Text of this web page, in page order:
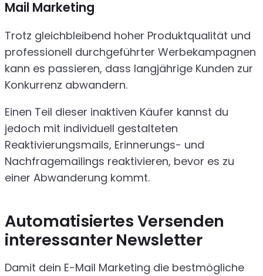
Mail Marketing
Trotz gleichbleibend hoher Produktqualität und
professionell durchgeführter Werbekampagnen
kann es passieren, dass langjährige Kunden zur
Konkurrenz abwandern.
Einen Teil dieser inaktiven Käufer kannst du
jedoch mit individuell gestalteten
Reaktivierungsmails, Erinnerungs- und
Nachfragemailings reaktivieren, bevor es zu
einer Abwanderung kommt.
Automatisiertes Versenden
interessanter Newsletter
Damit dein E-Mail Marketing die bestmögliche